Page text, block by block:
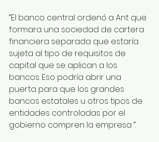
“El banco central ordenó a Ant que
formara una sociedad de cartera
financiera separada que estaría
sujeta al tipo de requisitos de
capital que se aplican a los
bancos. Eso podría abrir una
puerta para que los grandes
bancos estatales u otros tipos de
entidades controladas por el
gobierno compren la empresa “.